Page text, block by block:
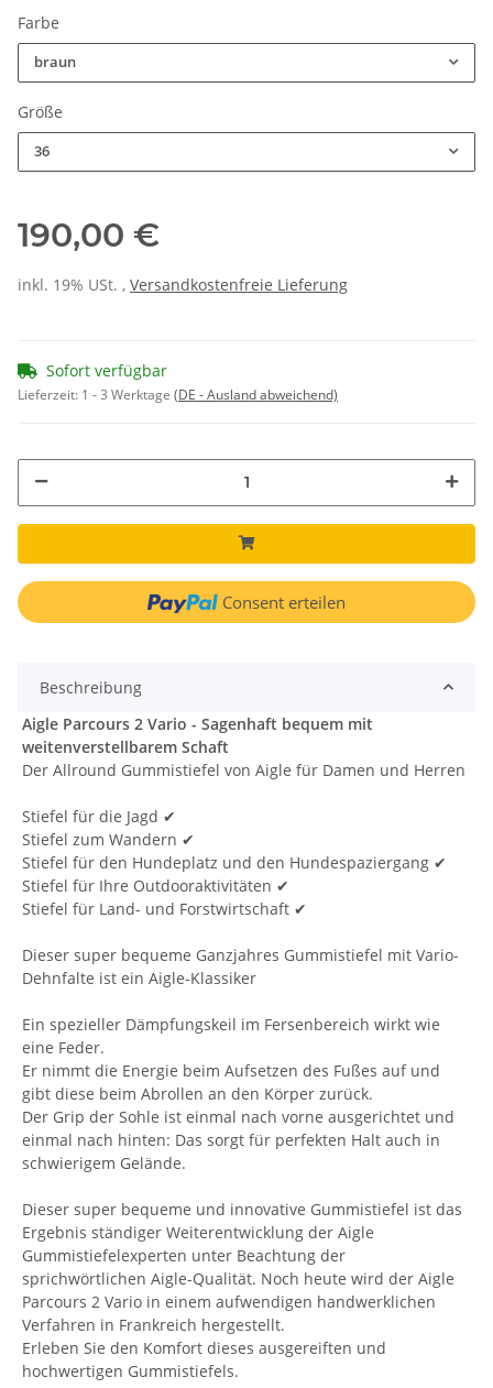
Farbe
braun
Größe
36
190,00 €
inkl. 19% USt. , Versandkostenfreie Lieferung
Sofort verfügbar
Lieferzeit: 1 - 3 Werktage (DE - Ausland abweichend)
Consent erteilen
Beschreibung
Aigle Parcours 2 Vario - Sagenhaft bequem mit
weitenverstellbarem Schaft
Der Allround Gummistiefel von Aigle für Damen und Herren
Stiefel für die Jagd ✔
Stiefel zum Wandern ✔
Stiefel für den Hundeplatz und den Hundespaziergang ✔
Stiefel für Ihre Outdooraktivitäten ✔
Stiefel für Land- und Forstwirtschaft ✔
Dieser super bequeme Ganzjahres Gummistiefel mit Vario-
Dehnfalte ist ein Aigle-Klassiker
Ein spezieller Dämpfungskeil im Fersenbereich wirkt wie
eine Feder.
Er nimmt die Energie beim Aufsetzen des Fußes auf und
gibt diese beim Abrollen an den Körper zurück.
Der Grip der Sohle ist einmal nach vorne ausgerichtet und
einmal nach hinten: Das sorgt für perfekten Halt auch in
schwierigem Gelände.
Dieser super bequeme und innovative Gummistiefel ist das
Ergebnis ständiger Weiterentwicklung der Aigle
Gummistiefelexperten unter Beachtung der
sprichwörtlichen Aigle-Qualität. Noch heute wird der Aigle
Parcours 2 Vario in einem aufwendigen handwerklichen
Verfahren in Frankreich hergestellt.
Erleben Sie den Komfort dieses ausgereiften und
hochwertigen Gummistiefels.